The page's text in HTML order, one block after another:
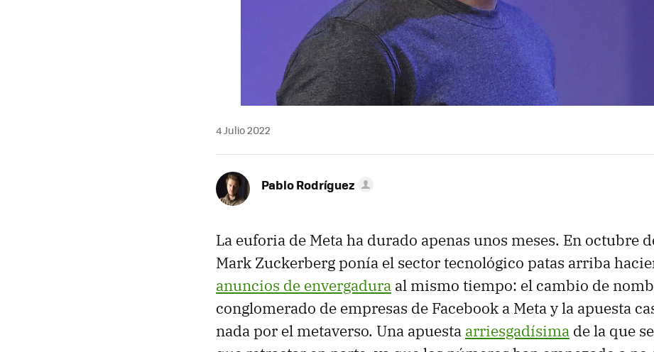
4 Julio 2022
Pablo Rodríguez
La euforia de Meta ha durado apenas unos meses. En octubre
Mark Zuckerberg ponía el sector tecnológico patas arriba
anuncios de envergadura al mismo tiempo: el cambio de
conglomerado de empresas de Facebook a Meta y la apuesta
nada por el metaverso. Una apuesta arriesgadísima de la que